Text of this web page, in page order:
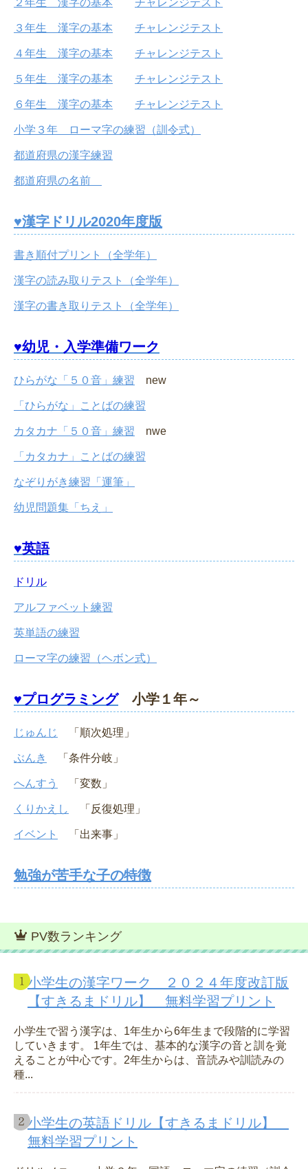
３年生 漢字の基本 チャレンジテスト
４年生 漢字の基本 チャレンジテスト
５年生 漢字の基本 チャレンジテスト
６年生 漢字の基本 チャレンジテスト
小学３年 ローマ字の練習（訓令式）
都道府県の漢字練習
都道府県の名前
♥漢字ドリル2020年度版
書き順付プリント（全学年）
漢字の読み取りテスト（全学年）
漢字の書き取りテスト（全学年）
♥幼児・入学準備ワーク
ひらがな「５０音」練習 new
「ひらがな」ことばの練習
カタカナ「５０音」練習 nwe
「カタカナ」ことばの練習
なぞりがき練習「運筆」
幼児問題集「ちえ」
♥英語
ドリル
アルファベット練習
英単語の練習
ローマ字の練習（ヘボン式）
♥プログラミング小学１年～
じゅんじ 「順次処理」
ぶんき 「条件分岐」
へんすう 「変数」
くりかえし 「反復処理」
イベント 「出来事」
勉強が苦手な子の特徴
PV数ランキング
小学生の漢字ワーク ２０２４年度改訂版
【すきるまドリル】 無料学習プリント
小学生で習う漢字は、1年生から6年生まで段階的に学習
していきます。 1年生では、基本的な漢字の音と訓を覚
えることが中心です。2年生からは、音読みや訓読みの
種...
小学生の英語ドリル【すきるまドリル】
無料学習プリント